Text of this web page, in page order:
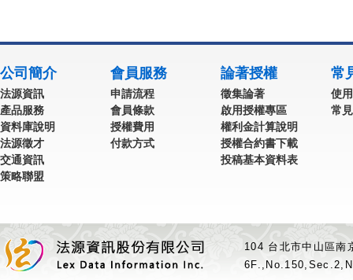
公司簡介
法源資訊
產品服務
資料庫說明
法源徵才
交通資訊
策略聯盟
會員服務
申請流程
會員條款
授權費用
付款方式
論著授權
徵集論著
啟用授權專區
權利金計算說明
授權合約書下載
投稿基本資料表
常
使
常
104 台北市中山區